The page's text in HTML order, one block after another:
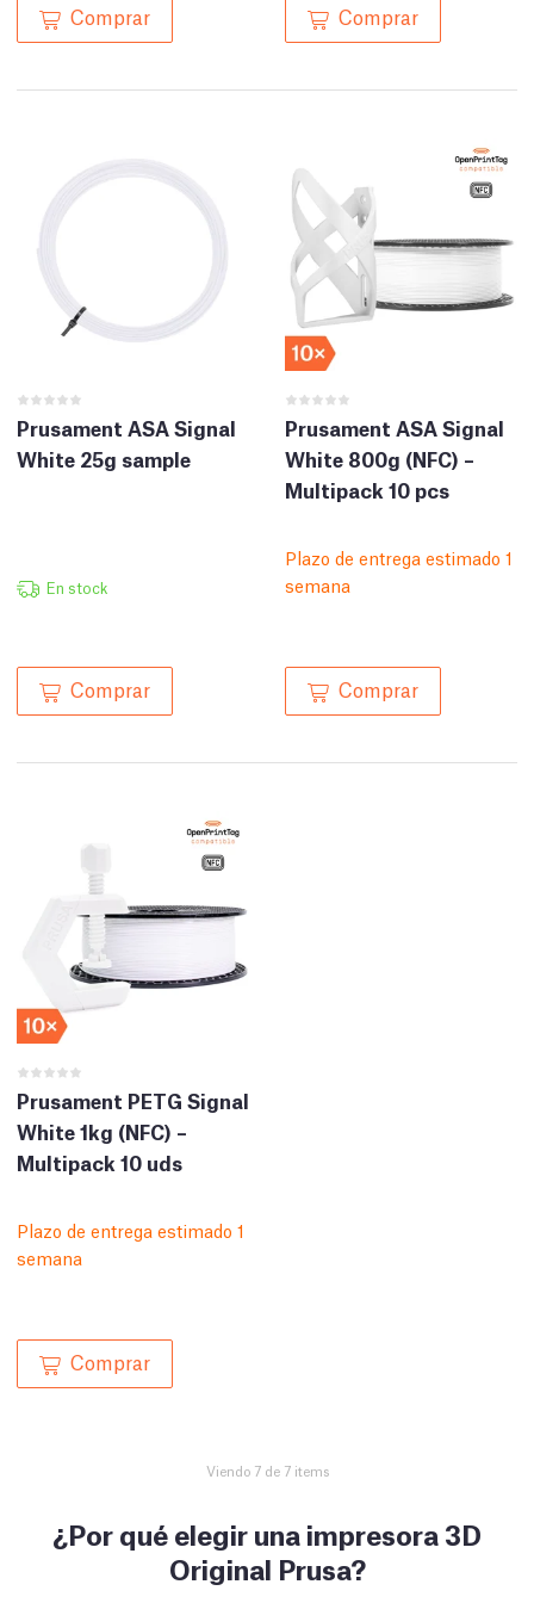
Comprar Comprar
Prusament ASA Signal
White 25g sample
En stock
Comprar
Prusament ASA Signal
White 800g (NFC) –
Multipack 10 pcs
Plazo de entrega estimado 1
semana
Comprar
Prusament PETG Signal
White 1kg (NFC) –
Multipack 10 uds
Plazo de entrega estimado 1
semana
Comprar
Viendo 7 de 7 items
¿Por qué elegir una impresora 3D
Original Prusa?